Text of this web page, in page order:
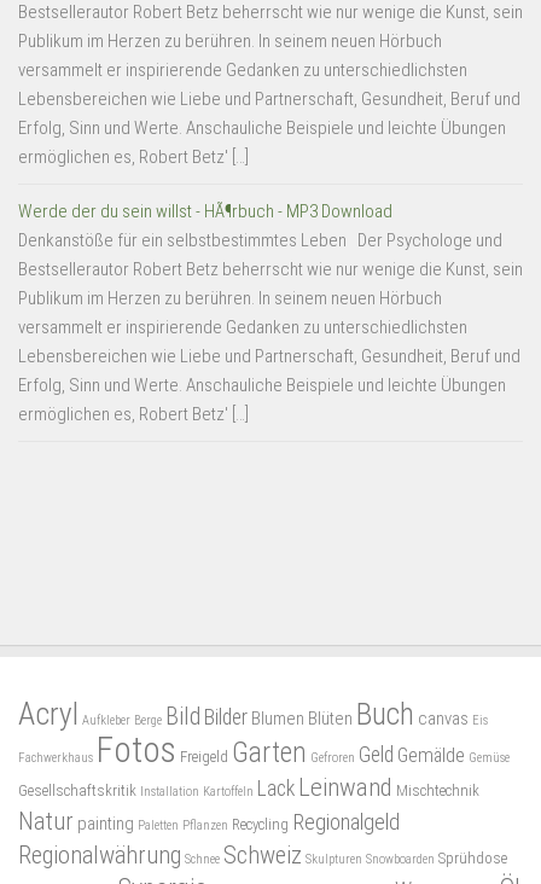
Bestsellerautor Robert Betz beherrscht wie nur wenige die Kunst, sein
Publikum im Herzen zu berühren. In seinem neuen Hörbuch
versammelt er inspirierende Gedanken zu unterschiedlichsten
Lebensbereichen wie Liebe und Partnerschaft, Gesundheit, Beruf und
Erfolg, Sinn und Werte. Anschauliche Beispiele und leichte Übungen
ermöglichen es, Robert Betz' […]
Werde der du sein willst - HÃ¶rbuch - MP3 Download
Denkanstöße für ein selbstbestimmtes Leben Der Psychologe und
Bestsellerautor Robert Betz beherrscht wie nur wenige die Kunst, sein
Publikum im Herzen zu berühren. In seinem neuen Hörbuch
versammelt er inspirierende Gedanken zu unterschiedlichsten
Lebensbereichen wie Liebe und Partnerschaft, Gesundheit, Beruf und
Erfolg, Sinn und Werte. Anschauliche Beispiele und leichte Übungen
ermöglichen es, Robert Betz' […]
Acryl Aufkleber Berge Bild Bilder Blumen Blüten Buch canvas Eis
Fachwerkhaus Fotos Freigeld Garten Gefroren Geld Gemälde Gemüse
Gesellschaftskritik Installation Kartoffeln Lack Leinwand Mischtechnik
Natur painting Paletten Pflanzen Recycling Regionalgeld
Regionalwährung Schnee Schweiz Skulpturen Snowboarden Sprühdose